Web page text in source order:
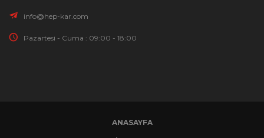
info@hep-kar.com
Pazartesi - Cuma : 09:00 - 18:00
ANASAYFA